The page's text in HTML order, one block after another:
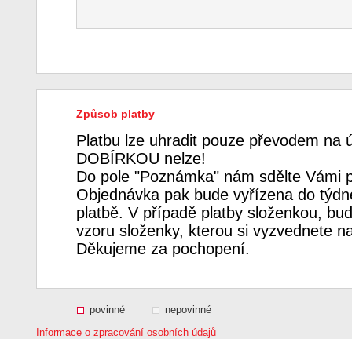
Způsob platby
Platbu lze uhradit pouze převodem na
DOBÍRKOU nelze!
Do pole "Poznámka" nám sdělte Vámi
Objednávka pak bude vyřízena do
platbě. V případě platby složenkou,
vzoru složenky, kterou si vyzvednete
Děkujeme za pochopení.
povinné
nepovinné
Informace o zpracování osobních údajů